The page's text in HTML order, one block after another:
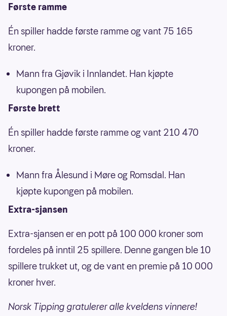
Første ramme
Én spiller hadde første ramme og vant 75 165
kroner.
Mann fra Gjøvik i Innlandet. Han kjøpte
kupongen på mobilen.
Første brett
Én spiller hadde første ramme og vant 210 470
kroner.
Mann fra Ålesund i Møre og Romsdal. Han
kjøpte kupongen på mobilen.
Extra-sjansen
Extra-sjansen er en pott på 100 000 kroner som
fordeles på inntil 25 spillere. Denne gangen ble 10
spillere trukket ut, og de vant en premie på 10 000
kroner hver.
Norsk Tipping gratulerer alle kveldens vinnere!